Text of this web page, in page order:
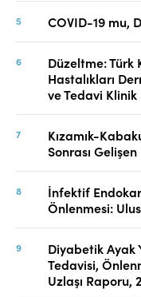
COVID-19 mu,
Düzeltme:
Hastalıkları
ve Tedavi
Kızamık-
Sonrası
İnfektif
Önlenmesi:
Diyabetik Ayak
Tedavisi,
Uzlaşı Raporu,